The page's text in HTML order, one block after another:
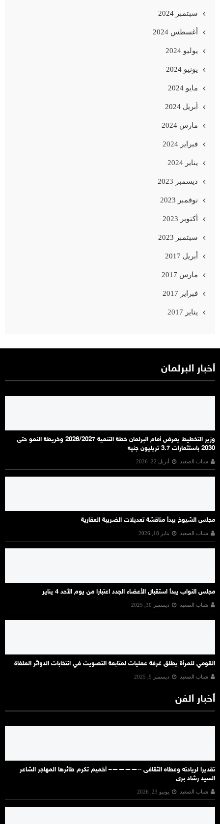
سبتمبر 2024
أغسطس 2024
يوليو 2024
يونيو 2024
مايو 2024
أبريل 2024
مارس 2024
فبراير 2024
يناير 2024
ديسمبر 2023
نوفمبر 2023
أكتوبر 2023
سبتمبر 2023
أبريل 2017
مارس 2017
فبراير 2017
يناير 2017
أخبار البرلمان
وزير التخطيط يعرض أمام البرلمان خطة التنمية 2026/2027 وخريطة النمو حتى
2030 باستثمارات 3.7 تريليون جنيه
شباب الصعيد أبريل 22, 2026
مجلس الشيوخ يبدأ مناقشة تعديلات الضريبة العقارية
شباب الصعيد يناير 18, 2026
مجلس النواب يبدأ استقبال الأعضاء الجدد اعتبارا من يوم الأحد 4 يناير
شباب الصعيد ديسمبر 30, 2025
القومي للمرأة يطلق غرفة عمليات لمتابعة التصويت في انتخابات الدوائر الملغاة
شباب الصعيد ديسمبر 9, 2025
أخبار الفن
تقديرا لريادته وعطاه الثقافى ‐‐————– أخميم تكرم طائرها المهاجر الشاعر
السيد رشاد برى
شباب الصعيد يونيو 23, 2026